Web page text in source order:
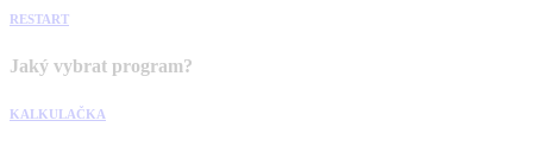
RESTART
Jaký vybrat program?
KALKULAČKA